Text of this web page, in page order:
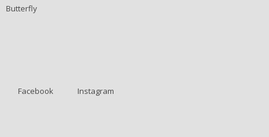
Butterfly
Facebook Instagram